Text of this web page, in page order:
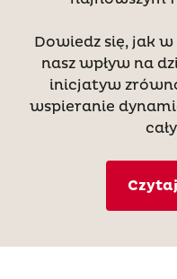
Dowiedz się, jak
nasz wpływ na
inicjatyw
wspieranie